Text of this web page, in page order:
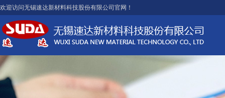
欢迎访问无锡速达新材料科技股份有限公司官网！